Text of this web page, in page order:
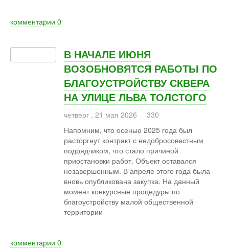
комментарии 0
В НАЧАЛЕ ИЮНЯ
ВОЗОБНОВЯТСЯ РАБОТЫ ПО
БЛАГОУСТРОЙСТВУ СКВЕРА
НА УЛИЦЕ ЛЬВА ТОЛСТОГО
четверг , 21 мая 2026
330
Напомним, что осенью 2025 года был
расторгнут контракт с недобросовестным
подрядчиком, что стало причиной
приостановки работ. Объект оставался
незавершенным. В апреле этого года была
вновь опубликована закупка. На данный
момент конкурсные процедуры по
благоустройству малой общественной
территории
комментарии 0